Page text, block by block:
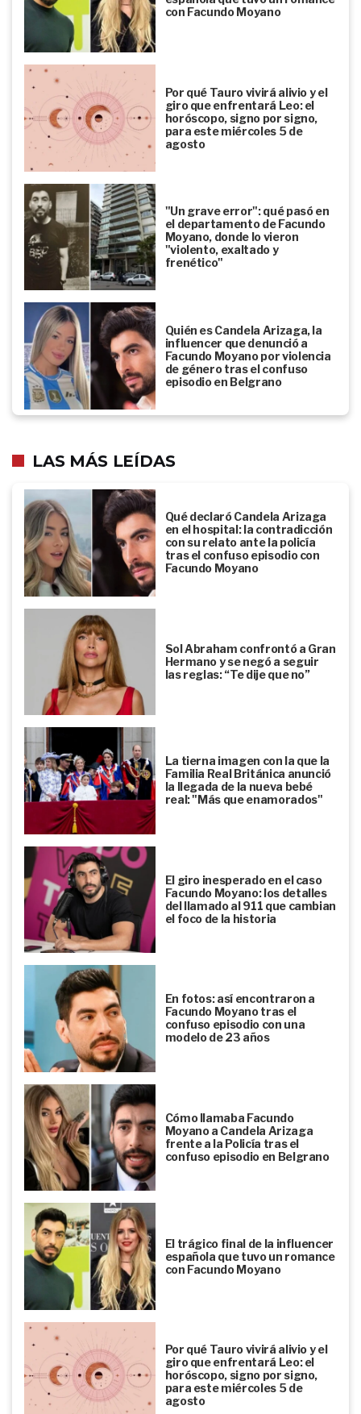
con Facundo Moyano
Por qué Tauro vivirá alivio y el
giro que enfrentará Leo: el
horóscopo, signo por signo,
para este miércoles 5 de
agosto
"Un grave error": qué pasó en
el departamento de Facundo
Moyano, donde lo vieron
"violento, exaltado y
frenético"
Quién es Candela Arizaga, la
influencer que denunció a
Facundo Moyano por violencia
de género tras el confuso
episodio en Belgrano
LAS MÁS LEÍDAS
Qué declaró Candela Arizaga
en el hospital: la contradicción
con su relato ante la policía
tras el confuso episodio con
Facundo Moyano
Sol Abraham confrontó a Gran
Hermano y se negó a seguir
las reglas: “Te dije que no”
La tierna imagen con la que la
Familia Real Británica anunció
la llegada de la nueva bebé
real: "Más que enamorados"
El giro inesperado en el caso
Facundo Moyano: los detalles
del llamado al 911 que cambian
el foco de la historia
En fotos: así encontraron a
Facundo Moyano tras el
confuso episodio con una
modelo de 23 años
Cómo llamaba Facundo
Moyano a Candela Arizaga
frente a la Policía tras el
confuso episodio en Belgrano
El trágico final de la influencer
española que tuvo un romance
con Facundo Moyano
Por qué Tauro vivirá alivio y el
giro que enfrentará Leo: el
horóscopo, signo por signo,
para este miércoles 5 de
agosto